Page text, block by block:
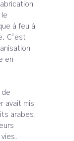
à feu à
C’est
en
de
avait mis
arabes.